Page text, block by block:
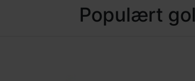
Populært